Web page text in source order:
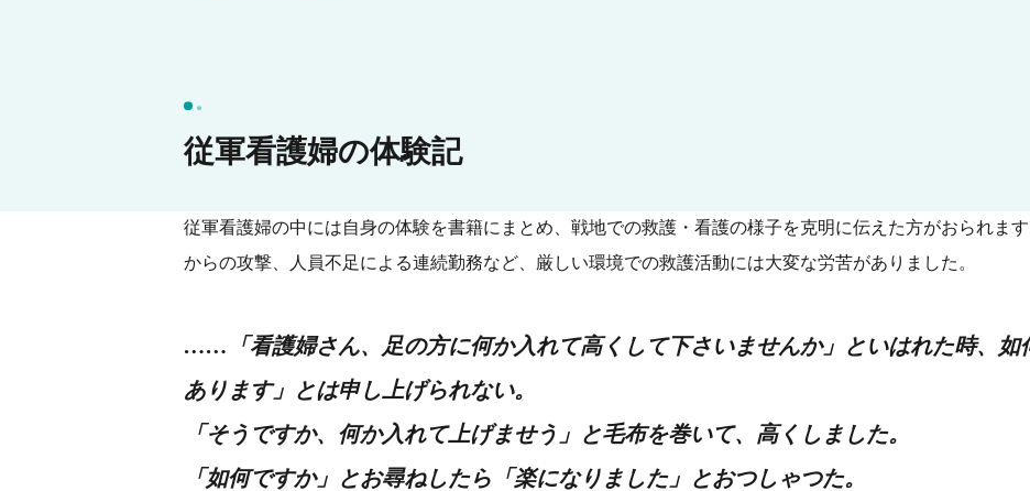
従軍看護婦の体験記
従軍看護婦の中には自身の体験を書籍にまとめ、戦地での救護・看護の様子を克明に伝えた方がおられま
からの攻撃、人員不足による連続勤務など、厳しい環境での救護活動には大変な労苦がありました。
……「看護婦さん、足の方に何か入れて高くして下さいませんか」といはれた時、如
あります」とは申し上げられない。
「そうですか、何か入れて上げませう」と毛布を巻いて、高くしました。
「如何ですか」とお尋ねしたら「楽になりました」とおつしゃつた。